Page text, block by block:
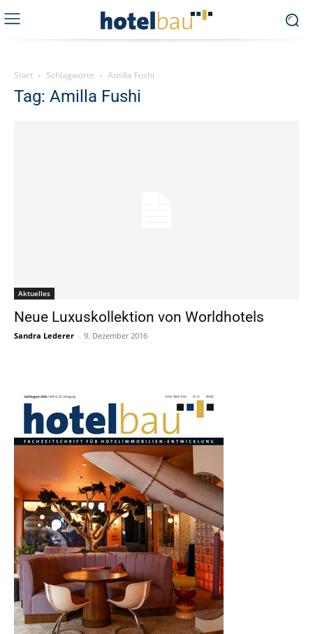
Start Schlagworte Amilla Fushi
Tag: Amilla Fushi
Aktuelles
Neue Luxuskollektion von Worldhotels
Sandra Lederer - 9. Dezember 2016